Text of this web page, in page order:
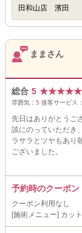
田和山店 濱田
ままさん
総合 5 ★★★★★
雰囲気： 5 接客サービス：
先日はありがとうご
談にのっていただき
ラサラとツヤもあり
ございました。
予約時のクーポン
クーポン利用なし
[施術メニュー] カット